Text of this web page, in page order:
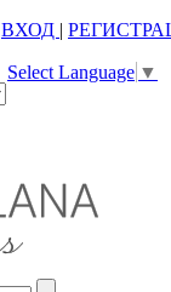
ВХОД |
Select Language ▼